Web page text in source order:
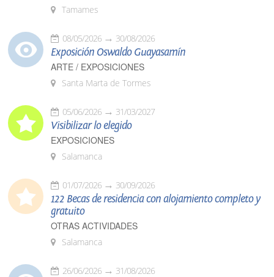
Tamames
08/05/2026 30/08/2026
Exposición Oswaldo Guayasamín
ARTE / EXPOSICIONES
Santa Marta de Tormes
05/06/2026 31/03/2027
Visibilizar lo elegido
EXPOSICIONES
Salamanca
01/07/2026 30/09/2026
122 Becas de residencia con alojamiento completo y
gratuito
OTRAS ACTIVIDADES
Salamanca
26/06/2026 31/08/2026